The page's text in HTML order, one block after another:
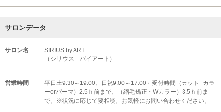
サロンデータ
サロン名
SIRIUS by.ART
（シリウス バイアート）
営業時間
平日土9:30～19:00、日祝9:00～17:00・受付時間（カット+カラ
ーorパーマ）2.5ｈ前まで、（縮毛矯正・Wカラー）3.5ｈ前ま
で。※状況に応じて要相談。お気軽にお問い合わせください。